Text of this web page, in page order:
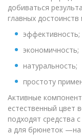
добиваться
главных
эффективность;
экономичность;
натуральность;
простоту
Активные
естественный цвет
подходят средства
а для брюнеток —на